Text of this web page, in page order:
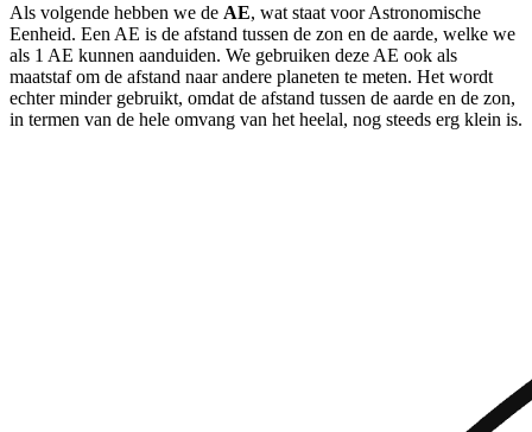
Als volgende hebben we de AE, wat staat voor Astronomische
Eenheid. Een AE is de afstand tussen de zon en de aarde, welke we
als 1 AE kunnen aanduiden. We gebruiken deze AE ook als
maatstaf om de afstand naar andere planeten te meten. Het wordt
echter minder gebruikt, omdat de afstand tussen de aarde en de zon,
in termen van de hele omvang van het heelal, nog steeds erg klein is.